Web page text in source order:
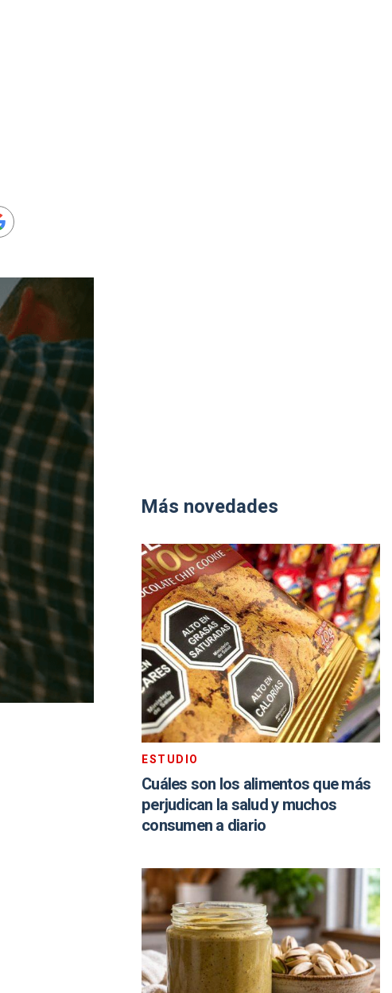
Más novedades
ESTUDIO
Cuáles son los alimentos que más
perjudican la salud y muchos
consumen a diario